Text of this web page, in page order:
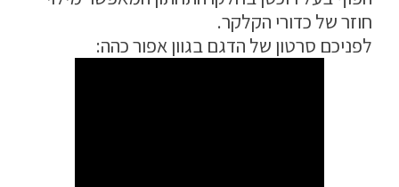
חוזר של כדורי הקלקר.
לפניכם סרטון של הדגם בגוון אפור כהה: